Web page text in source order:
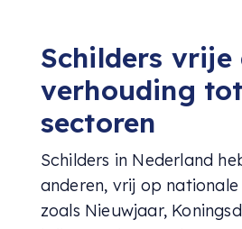
Schilders vrije
verhouding
sectoren
Schilders in Nederland
anderen, vrij op
zoals Nieuwjaar,